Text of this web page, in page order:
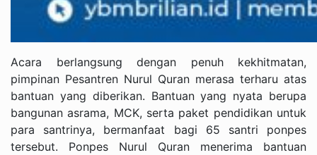
Acara berlangsung dengan penuh kekhitmatan,
pimpinan Pesantren Nurul Quran merasa terharu atas
bantuan yang diberikan. Bantuan yang nyata berupa
bangunan asrama, MCK, serta paket pendidikan untuk
para santrinya, bermanfaat bagi 65 santri ponpes
tersebut. Ponpes Nurul Quran menerima bantuan